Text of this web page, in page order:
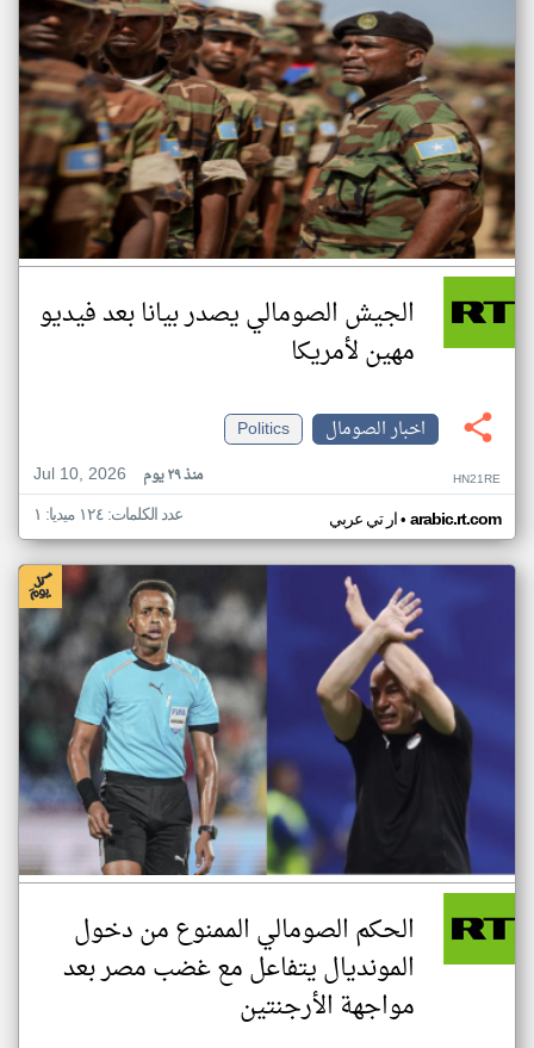
الجيش الصومالي يصدر بيانا بعد فيديو
مهين لأمريكا
اخبار الصومال
Politics
Jul 10, 2026
منذ ٢٩ يوم HN21RE
ار تي عربي• arabic.rt.com عدد الكلمات: ١٢٤ ميديا: ١
الحكم الصومالي الممنوع من دخول
المونديال يتفاعل مع غضب مصر بعد
مواجهة الأرجنتين